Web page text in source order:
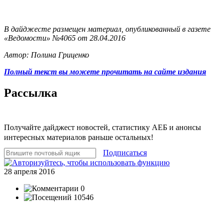
В дайджесте размещен материал, опубликованный в газете
«Ведомости» №4065 от 28.04.2016
Автор: Полина Гриценко
Полный текст вы можете прочитать на сайте издания
Рассылка
Получайте дайджест новостей, статистику АЕБ и анонсы
интересных материалов раньше остальных!
Подписаться
28 апреля 2016
0
10546